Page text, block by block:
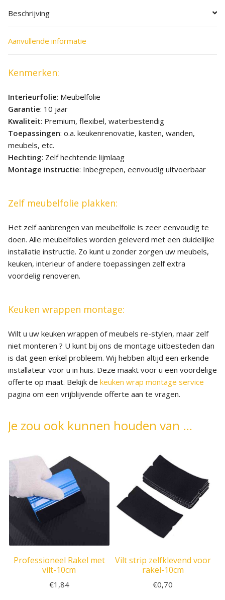
Beschrijving
Aanvullende informatie
Kenmerken:
Interieurfolie: Meubelfolie
Garantie: 10 jaar
Kwaliteit: Premium, flexibel, waterbestendig
Toepassingen: o.a. keukenrenovatie, kasten, wanden,
meubels, etc.
Hechting: Zelf hechtende lijmlaag
Montage instructie: Inbegrepen, eenvoudig uitvoerbaar
Zelf meubelfolie plakken:
Het zelf aanbrengen van meubelfolie is zeer eenvoudig te
doen. Alle meubelfolies worden geleverd met een duidelijke
installatie instructie. Zo kunt u zonder zorgen uw meubels,
keuken, interieur of andere toepassingen zelf extra
voordelig renoveren.
Keuken wrappen montage:
Wilt u uw keuken wrappen of meubels re-stylen, maar zelf
niet monteren ? U kunt bij ons de montage uitbesteden dan
is dat geen enkel probleem. Wij hebben altijd een erkende
installateur voor u in huis. Deze maakt voor u een voordelige
offerte op maat. Bekijk de keuken wrap montage service
pagina om een vrijblijvende offerte aan te vragen.
Je zou ook kunnen houden van …
Professioneel Rakel met
vilt-10cm
€1,84
Vilt strip zelfklevend voor
rakel-10cm
€0,70